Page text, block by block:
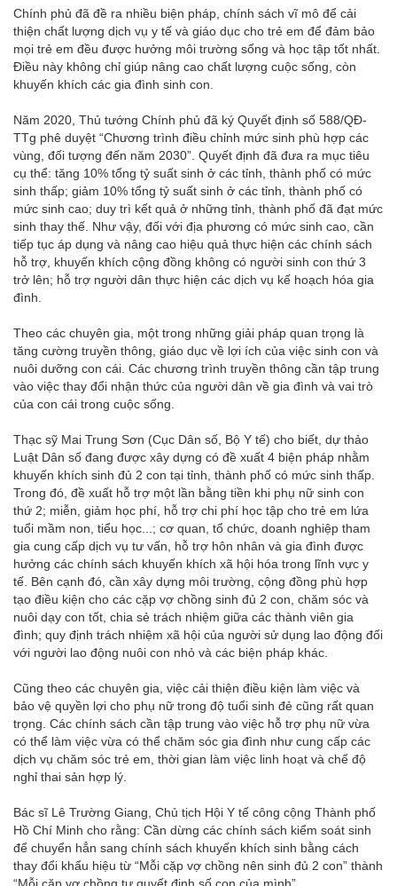
Chính phủ đã đề ra nhiều biện pháp, chính sách vĩ mô để cải
thiện chất lượng dịch vụ y tế và giáo dục cho trẻ em để đảm bảo
mọi trẻ em đều được hưởng môi trường sống và học tập tốt nhất.
Điều này không chỉ giúp nâng cao chất lượng cuộc sống, còn
khuyến khích các gia đình sinh con.
Năm 2020, Thủ tướng Chính phủ đã ký Quyết định số 588/QĐ-
TTg phê duyệt “Chương trình điều chỉnh mức sinh phù hợp các
vùng, đối tượng đến năm 2030”. Quyết định đã đưa ra mục tiêu
cụ thể: tăng 10% tổng tỷ suất sinh ở các tỉnh, thành phố có mức
sinh thấp; giảm 10% tổng tỷ suất sinh ở các tỉnh, thành phố có
mức sinh cao; duy trì kết quả ở những tỉnh, thành phố đã đạt mức
sinh thay thế. Như vậy, đối với địa phương có mức sinh cao, cần
tiếp tục áp dụng và nâng cao hiệu quả thực hiện các chính sách
hỗ trợ, khuyến khích cộng đồng không có người sinh con thứ 3
trở lên; hỗ trợ người dân thực hiện các dịch vụ kế hoạch hóa gia
đình.
Theo các chuyên gia, một trong những giải pháp quan trọng là
tăng cường truyền thông, giáo dục về lợi ích của việc sinh con và
nuôi dưỡng con cái. Các chương trình truyền thông cần tập trung
vào việc thay đổi nhận thức của người dân về gia đình và vai trò
của con cái trong cuộc sống.
Thạc sỹ Mai Trung Sơn (Cục Dân số, Bộ Y tế) cho biết, dự thảo
Luật Dân số đang được xây dựng có đề xuất 4 biện pháp nhằm
khuyến khích sinh đủ 2 con tại tỉnh, thành phố có mức sinh thấp.
Trong đó, đề xuất hỗ trợ một lần bằng tiền khi phụ nữ sinh con
thứ 2; miễn, giảm học phí, hỗ trợ chi phí học tập cho trẻ em lứa
tuổi mầm non, tiểu học...; cơ quan, tổ chức, doanh nghiệp tham
gia cung cấp dịch vụ tư vấn, hỗ trợ hôn nhân và gia đình được
hưởng các chính sách khuyến khích xã hội hóa trong lĩnh vực y
tế. Bên cạnh đó, cần xây dựng môi trường, cộng đồng phù hợp
tạo điều kiện cho các cặp vợ chồng sinh đủ 2 con, chăm sóc và
nuôi dạy con tốt, chia sẻ trách nhiệm giữa các thành viên gia
đình; quy định trách nhiệm xã hội của người sử dụng lao động đối
với người lao động nuôi con nhỏ và các biện pháp khác.
Cũng theo các chuyên gia, việc cải thiện điều kiện làm việc và
bảo vệ quyền lợi cho phụ nữ trong độ tuổi sinh đẻ cũng rất quan
trọng. Các chính sách cần tập trung vào việc hỗ trợ phụ nữ vừa
có thể làm việc vừa có thể chăm sóc gia đình như cung cấp các
dịch vụ chăm sóc trẻ em, thời gian làm việc linh hoạt và chế độ
nghỉ thai sản hợp lý.
Bác sĩ Lê Trường Giang, Chủ tịch Hội Y tế công cộng Thành phố
Hồ Chí Minh cho rằng: Cần dừng các chính sách kiểm soát sinh
để chuyển hẳn sang chính sách khuyến khích sinh bằng cách
thay đổi khẩu hiệu từ “Mỗi cặp vợ chồng nên sinh đủ 2 con” thành